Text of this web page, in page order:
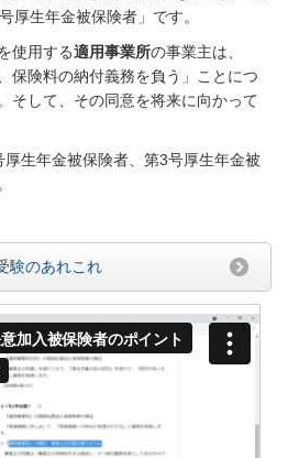
厚生年金被保険者」です。
使用する適用事業所の事業主は、
保険料の納付義務を負う」ことにつ
そして、その同意を将来に向かって
厚生年金被保険者、第3号厚生年金被
験のあれこれ